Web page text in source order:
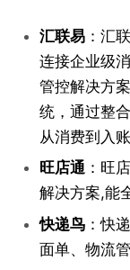
汇联易：汇
连接企业级
管控解决方
统，通过整
从消费到入
旺店通：旺
解决方案,能
快递鸟：快
面单、物流